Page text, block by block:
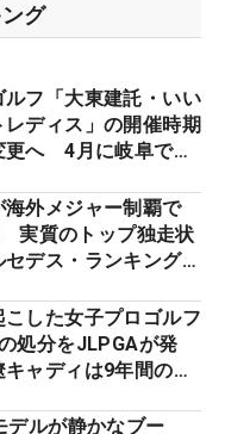
グ
ルフ「大東建託・いい
ディス」の開催時期
更へ 4月に岐阜で開
海外メジャー制覇で
実質のトップ独走状
デス・ランキング番
した女子プロゴルフ
処分をJLPGAが発
ャディは9年間の立
デルが静かなブー